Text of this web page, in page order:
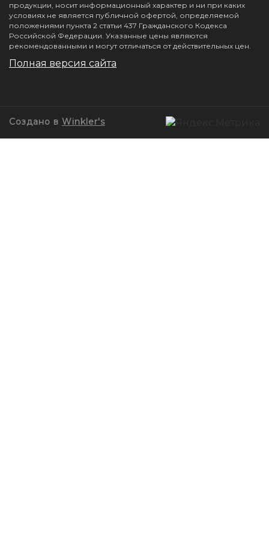
продукции, носит информационный характер и ни при каких
условиях не является публичной офертой, определяемой
положениями пункта 2 статьи 437 Гражданского Кодекса
Российской Федерации. Указанные цены являются
рекомендованными и могут отличаться от действительных цен.
Полная версия сайта
Создано в Winkler's